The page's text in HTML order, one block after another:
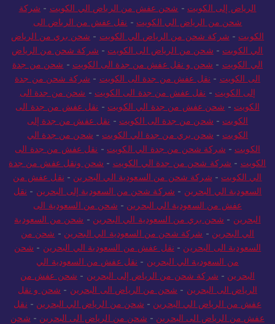
الرياض إلى الكويت - شحن عفش من الرياض الي الكويت - شركة
شحن من الرياض الي الكويت - نقل عفش من الرياض الى
الكويت - شركة شحن من الرياض الي الكويت - شحن بري من الرياض
الي الكويت - شحن من الرياض الى الكويت - شركة شحن من الرياض
الي الكويت - شحن و نقل عفش من جدة الى الكويت - شحن من جدة
الى الكويت - نقل عفش من جدة الى الكويت - شركة شحن من جدة
إلى الكويت - نقل عفش من جدة الى الكويت - شحن من جدة الى
الكويت - شحن عفش من جدة الي الكويت - نقل عفش من جدة الى
الكويت - شحن من جدة الى الكويت - نقل عفش من جدة إلى
الكويت - شحن بري من جدة الي الكويت - شحن من جدة الي
الكويت - شركة شحن من جدة الي الكويت - نقل عفش من جدة الى
الكويت - شركة شحن من جدة الي الكويت - شحن ونقل عفش من جدة
الي الكويت - شركة شحن من السعودية الي البحرين - نقل عفش من
السعودية الي البحرين - شركة شحن من السعودية إلى البحرين - نقل
عفش من السعودية الي البحرين - شحن من السعودية الى
البحرين - شحن بري من السعودية الي البحرين - شحن من السعودية
الي البحرين - شركة شحن من السعودية الي البحرين - شحن من
السعودية الى البحرين - نقل عفش من السعودية الي البحرين - شحن
من السعودية الي البحرين - نقل عفش من السعودية الي
البحرين - شركة شحن من الرياض إلى البحرين - شحن عفش من
الرياض الى البحرين - شحن من الرياض الى البحرين - شحن و نقل
عفش من الرياض الي البحرين - شحن من الرياض الي البحرين - نقل
عفش من الرياض الى البحرين - شحن من الرياض الى البحرين - شحن